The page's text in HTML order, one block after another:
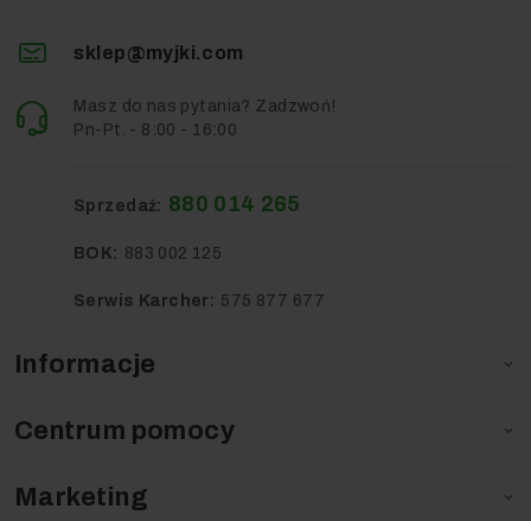
Informacje 
Centrum pomocy 
Marketing 
sklep@myjki.com
Masz do nas pytania? Zadzwoń!
Pn-Pt. - 8:00 - 16:00
Sprzedaż: 880 014 265
BOK: 883 002 125
Serwis Karcher: 575 877 677